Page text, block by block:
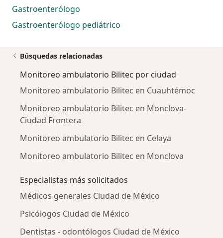
Gastroenterólogo
Gastroenterólogo pediátrico
Búsquedas relacionadas
Monitoreo ambulatorio Bilitec por ciudad
Monitoreo ambulatorio Bilitec en Cuauhtémoc
Monitoreo ambulatorio Bilitec en Monclova-
Ciudad Frontera
Monitoreo ambulatorio Bilitec en Celaya
Monitoreo ambulatorio Bilitec en Monclova
Especialistas más solicitados
Médicos generales Ciudad de México
Psicólogos Ciudad de México
Dentistas - odontólogos Ciudad de México